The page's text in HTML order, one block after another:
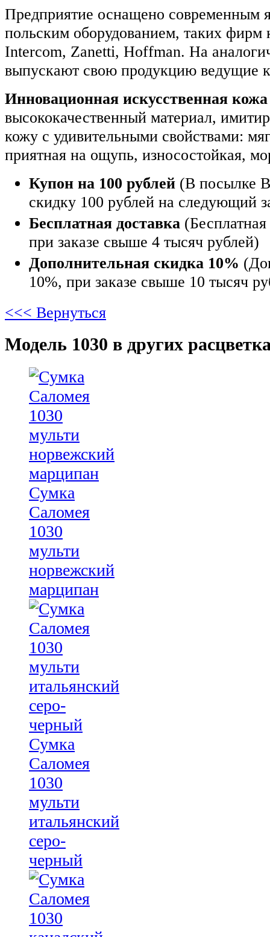
Предприятие оснащено современным
польским оборудованием, таких фирм
Intercom, Zanetti, Hoffman. На
выпускают свою продукцию ведущие
Инновационная искусственная
высококачественный материал,
кожу с удивительными свойствами:
приятная на ощупь, износостойкая,
Купон на 100 рублей (В посылке
скидку 100 рублей на следующий
Бесплатная доставка
при заказе свыше 4 тысяч рублей)
Дополнительная скидка 10%
10%, при заказе свыше 10 тысяч
<<< Вернуться
Модель 1030 в других
Сумка
Саломея
1030
мульти
норвежский
марципан
Сумка
Саломея
1030
мульти
итальянский
серо-
черный